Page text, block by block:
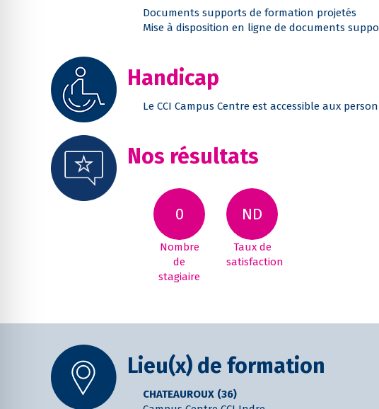
Documents supports de formation projetés
Mise à disposition en ligne de documents
Handicap
Le CCI Campus Centre est accessible aux
Nos résultats
0
Nombre
de
stagiaire
ND
Taux de
satisfaction
Lieu(x) de formation
CHATEAUROUX (36)